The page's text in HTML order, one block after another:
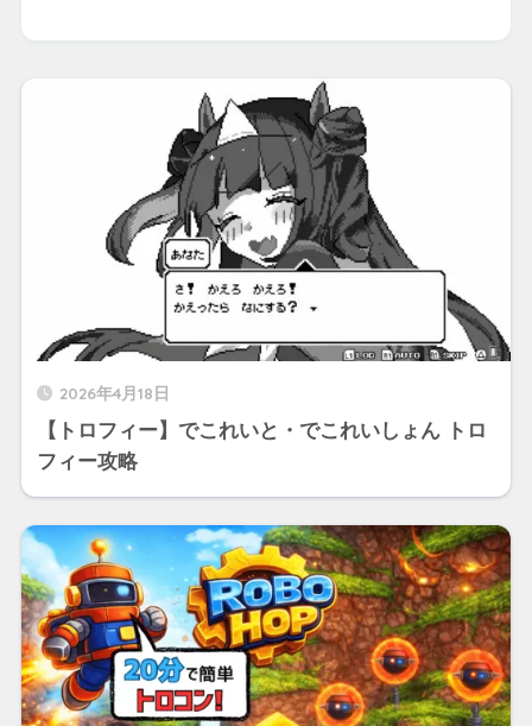
2026年4月18日
【トロフィー】でこれいと・でこれいしょん トロ
フィー攻略